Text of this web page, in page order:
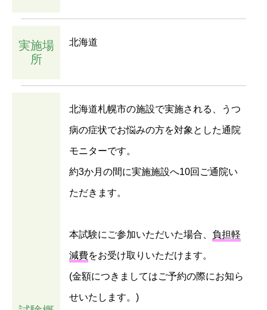
実施場
所
北海道
北海道札幌市の施設で実施される、うつ
病の症状でお悩みの方を対象とした通院
モニターです。
約3か月の間に実施施設へ10回ご通院い
ただきます。
本試験にご参加いただいた場合、 負担軽
減費をお受け取りいただけます。
(金額につきましてはご予約の際にお知ら
せいたします。)